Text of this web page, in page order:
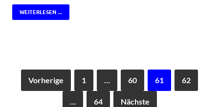
WEITERLESEN ...
Vorherige 1 … 60 61 62
… 64 Nächste